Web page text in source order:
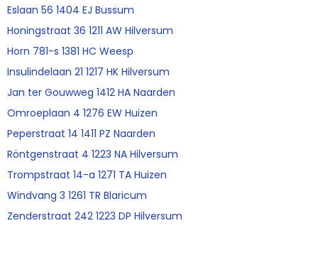
Eslaan 56 1404 EJ Bussum
Honingstraat 36 1211 AW Hilversum
Horn 781-s 1381 HC Weesp
Insulindelaan 21 1217 HK Hilversum
Jan ter Gouwweg 1412 HA Naarden
Omroeplaan 4 1276 EW Huizen
Peperstraat 14 1411 PZ Naarden
Röntgenstraat 4 1223 NA Hilversum
Trompstraat 14-a 1271 TA Huizen
Windvang 3 1261 TR Blaricum
Zenderstraat 242 1223 DP Hilversum